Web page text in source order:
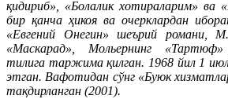
қидириб», «Болалик хотираларим» ва
бир қанча ҳикоя ва очерклардан
«Евгений Онегин» шеърий романи,
«Маскарад», Мольернинг «Тартюф»
тилига таржима қилган. 1968 йил 1
этган. Вафотидан сўнг «Буюк
тақдирланган (2001).